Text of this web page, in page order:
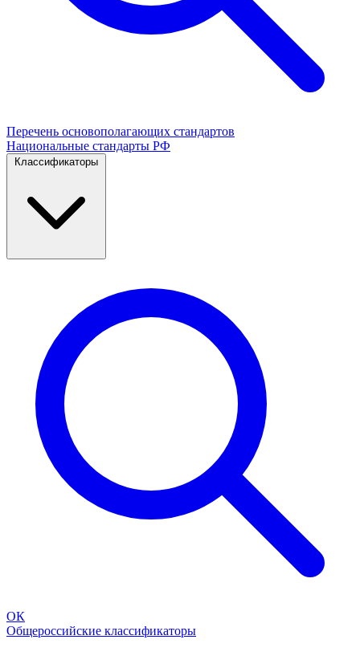
Перечень основополагающих стандартов
Национальные стандарты РФ
Классификаторы
ОК
Общероссийские классификаторы